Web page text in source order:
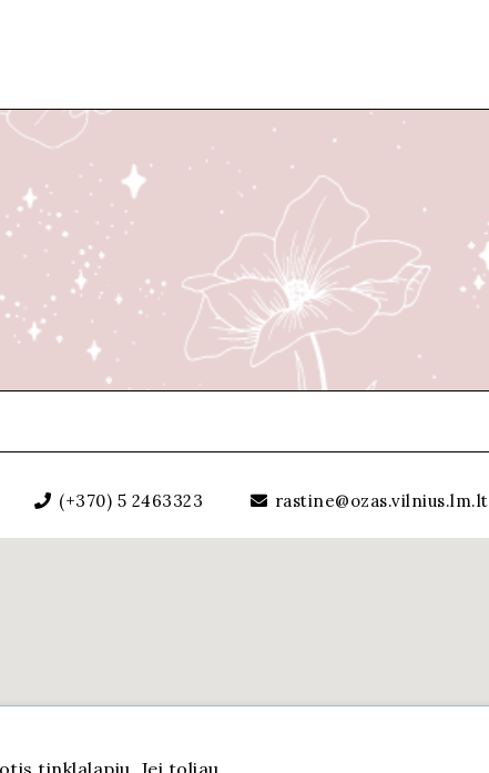
(+370) 5 2463323 rastine@ozas.vilnius.lm.lt
tinklalapiu. Jei toliau